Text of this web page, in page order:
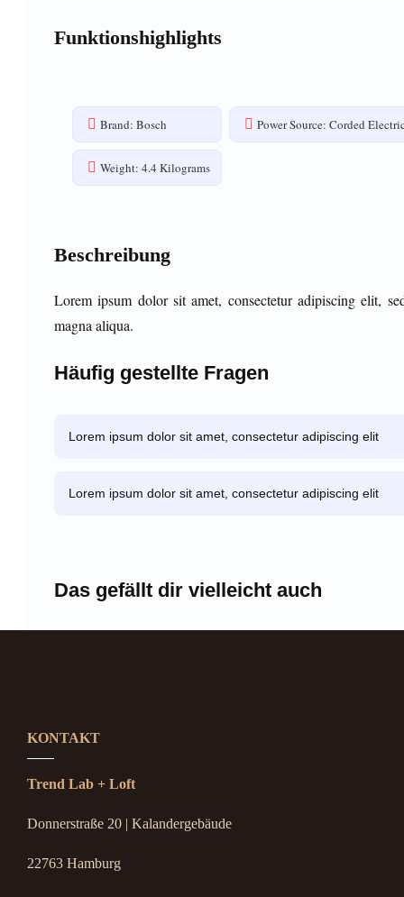
Funktionshighlights
Brand: Bosch Power Source: Corded
Weight: 4.4 Kilograms
Beschreibung
Lorem ipsum dolor sit amet, consectetur adipiscing elit,
magna aliqua.
Häufig gestellte Fragen
Lorem ipsum dolor sit amet, consectetur adipiscing elit
Lorem ipsum dolor sit amet, consectetur adipiscing elit
Das gefällt dir vielleicht auch
KONTAKT
Trend Lab + Loft
Donnerstraße 20 | Kalandergebäude
22763 Hamburg